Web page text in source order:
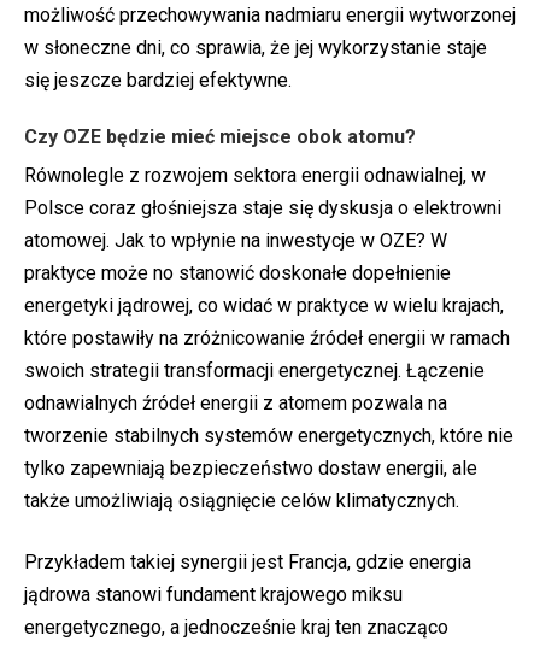
możliwość przechowywania nadmiaru energii wytworzonej
w słoneczne dni, co sprawia, że jej wykorzystanie staje
się jeszcze bardziej efektywne.
Czy OZE będzie mieć miejsce obok atomu?
Równolegle z rozwojem sektora energii odnawialnej, w
Polsce coraz głośniejsza staje się dyskusja o elektrowni
atomowej. Jak to wpłynie na inwestycje w OZE? W
praktyce może no stanowić doskonałe dopełnienie
energetyki jądrowej, co widać w praktyce w wielu krajach,
które postawiły na zróżnicowanie źródeł energii w ramach
swoich strategii transformacji energetycznej. Łączenie
odnawialnych źródeł energii z atomem pozwala na
tworzenie stabilnych systemów energetycznych, które nie
tylko zapewniają bezpieczeństwo dostaw energii, ale
także umożliwiają osiągnięcie celów klimatycznych.
Przykładem takiej synergii jest Francja, gdzie energia
jądrowa stanowi fundament krajowego miksu
energetycznego, a jednocześnie kraj ten znacząco